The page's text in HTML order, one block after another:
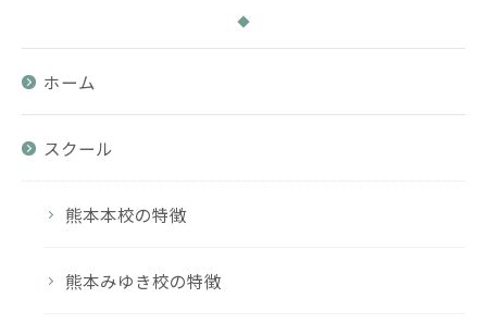
ホーム
スクール
熊本本校の特徴
熊本みゆき校の特徴